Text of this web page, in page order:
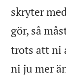
skryter
gör, så
trots att ni
ni ju mer